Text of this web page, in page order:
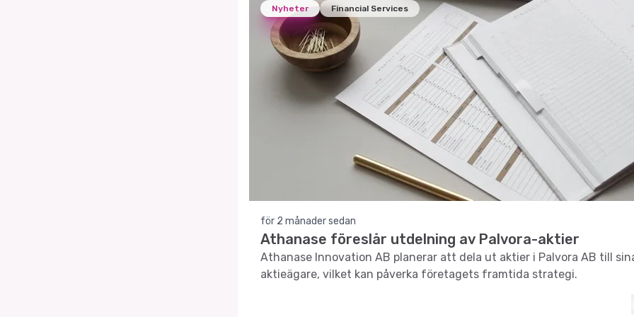
Nyheter Financial Services
för 2 månader sedan
Athanase föreslår utdelning av Palvora-aktier
Athanase Innovation AB planerar att dela ut aktier i Palvora AB till
aktieägare, vilket kan påverka företagets framtida strategi.